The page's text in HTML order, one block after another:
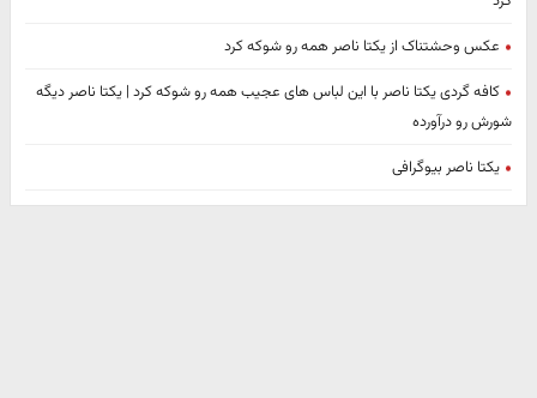
عکس وحشتناک از یکتا ناصر همه رو شوکه کرد
کافه گردی یکتا ناصر با این لباس های عجیب همه رو شوکه کرد | یکتا ناصر دیگه
شورش رو درآورده
یکتا ناصر بیوگرافی